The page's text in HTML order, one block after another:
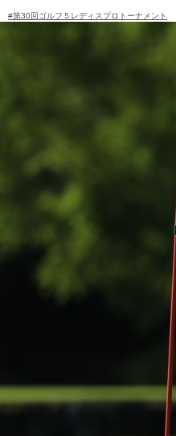
#第30回ゴルフ５レディスプロトーナメント